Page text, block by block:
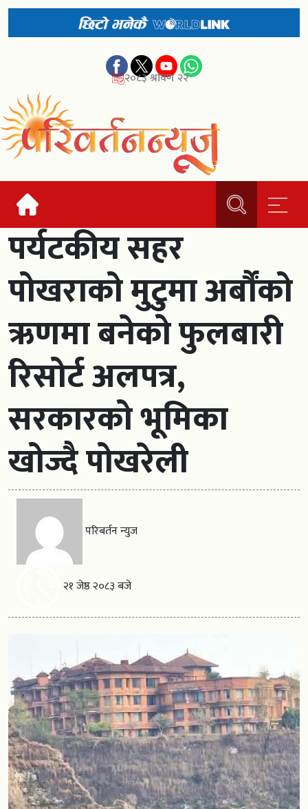
२०८३ श्रावण २२
पर्यटकीय सहर
पोखराको मुटुमा अर्बौंको
ऋणमा बनेको फुलबारी
रिसोर्ट अलपत्र,
सरकारको भूमिका
खोज्दै पोखरेली
परिबर्तन न्युज
२१ जेष्ठ २०८३ बजे